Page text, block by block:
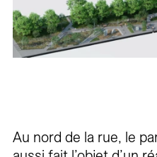
Au nord de la rue, le